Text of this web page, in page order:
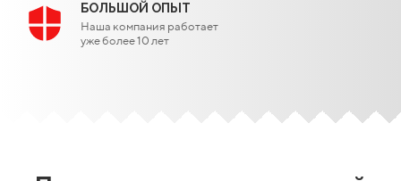
БОЛЬШОЙ ОПЫТ
Наша компания работает
уже более 10 лет